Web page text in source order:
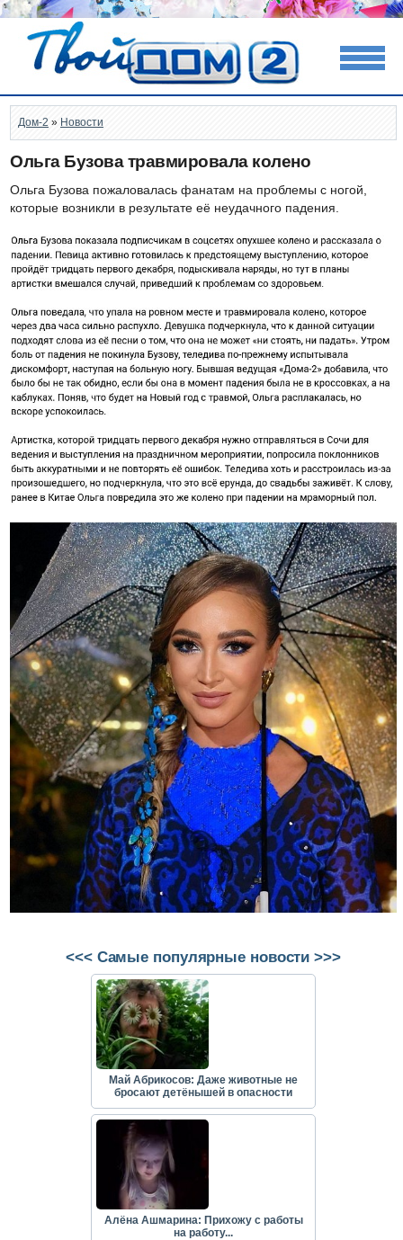
Дом-2 » Новости
Ольга Бузова травмировала колено
Ольга Бузова пожаловалась фанатам на проблемы с ногой,
которые возникли в результате её неудачного падения.
<<< Самые популярные новости >>>
Май Абрикосов: Даже животные не
бросают детёнышей в опасности
Алёна Ашмарина: Прихожу с работы
на работу...